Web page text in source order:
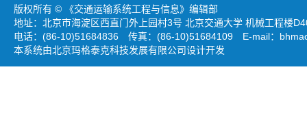
版权所有 © 《交通运输系统工程与信息》编辑部
地址：北京市海淀区西直门外上园村3号 北京交通大学 机械工程楼
电话：(86-10)51684836 传真：(86-10)51684109 E-mail：
本系统由北京玛格泰克科技发展有限公司设计开发